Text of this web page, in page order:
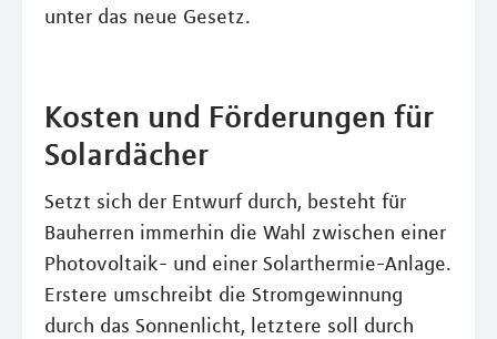
unter das neue Gesetz.
Kosten und Förderungen für
Solardächer
Setzt sich der Entwurf durch, besteht für
Bauherren immerhin die Wahl zwischen einer
Photovoltaik- und einer Solarthermie-Anlage.
Erstere umschreibt die Stromgewinnung
durch das Sonnenlicht, letztere soll durch